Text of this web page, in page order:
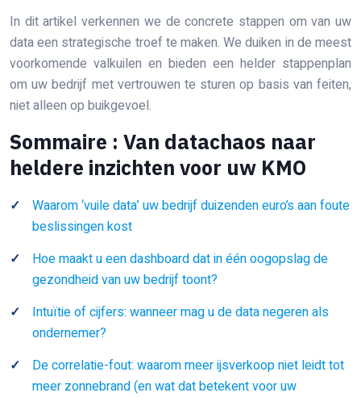
In dit artikel verkennen we de concrete stappen om van uw
data een strategische troef te maken. We duiken in de meest
voorkomende valkuilen en bieden een helder stappenplan
om uw bedrijf met vertrouwen te sturen op basis van feiten,
niet alleen op buikgevoel.
Sommaire : Van datachaos naar
heldere inzichten voor uw KMO
Waarom ‘vuile data’ uw bedrijf duizenden euro’s aan foute
beslissingen kost
Hoe maakt u een dashboard dat in één oogopslag de
gezondheid van uw bedrijf toont?
Intuïtie of cijfers: wanneer mag u de data negeren als
ondernemer?
De correlatie-fout: waarom meer ijsverkoop niet leidt tot
meer zonnebrand (en wat dat betekent voor uw